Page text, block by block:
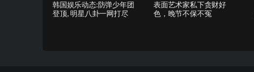
韩国娱乐动态:防弹少年团
登顶, 明星八卦一网打尽
表面艺术家私下贪财好
色，晚节不保不冤